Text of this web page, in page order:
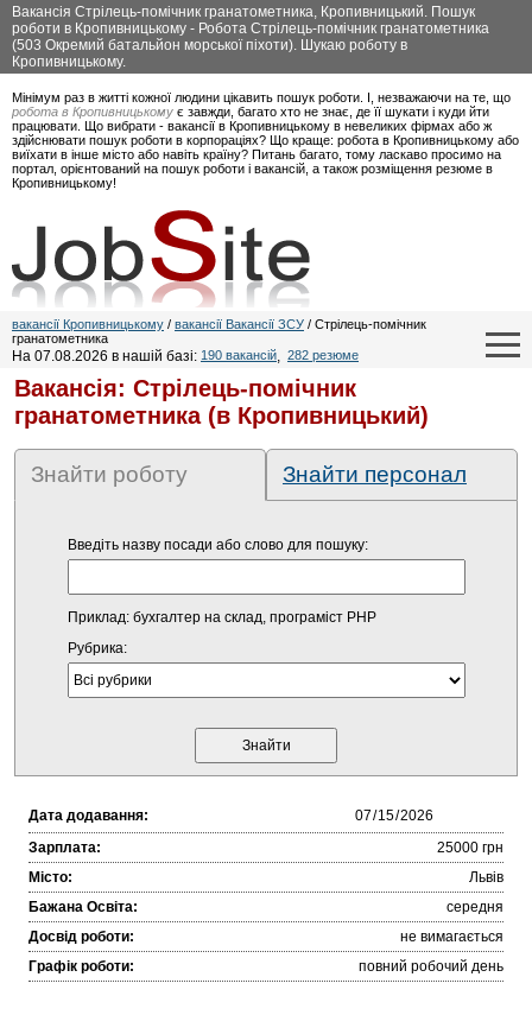
Вакансія Стрілець-помічник гранатометника, Кропивницький. Пошук
роботи в Кропивницькому - Робота Стрілець-помічник гранатометника
(503 Окремий батальйон морської піхоти). Шукаю роботу в
Кропивницькому.
Мінімум раз в житті кожної людини цікавить пошук роботи. І, незважаючи на те, що
робота в Кропивницькому є завжди, багато хто не знає, де її шукати і куди йти
працювати. Що вибрати - вакансії в Кропивницькому в невеликих фірмах або ж
здійснювати пошук роботи в корпораціях? Що краще: робота в Кропивницькому або
виїхати в інше місто або навіть країну? Питань багато, тому ласкаво просимо на
портал, орієнтований на пошук роботи і вакансій, а також розміщення резюме в
Кропивницькому!
вакансії Кропивницькому / вакансії Вакансії ЗСУ / Стрілець-помічник
гранатометника
На 07.08.2026 в нашій базі: 190 вакансій, 282 резюме
Вакансія: Стрілець-помічник
гранатометника (в Кропивницький)
Знайти роботу Знайти персонал
Введіть назву посади або слово для пошуку:
Приклад: бухгалтер на склад, програміст PHP
Рубрика:
Дата додавання:
Зарплата:
25000 грн
Місто:
Львів
Бажана Освіта:
середня
Досвід роботи:
не вимагається
Графік роботи:
повний робочий день